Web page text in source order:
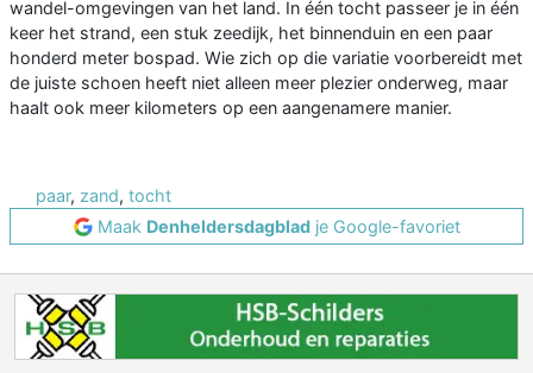
wandel-omgevingen van het land. In één tocht passeer je in één
keer het strand, een stuk zeedijk, het binnenduin en een paar
honderd meter bospad. Wie zich op die variatie voorbereidt met
de juiste schoen heeft niet alleen meer plezier onderweg, maar
haalt ook meer kilometers op een aangenamere manier.
paar, zand, tocht
Maak Denheldersdagbladje Google-favoriet